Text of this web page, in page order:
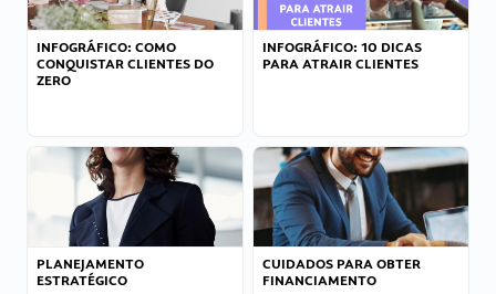
INFOGRÁFICO: COMO
CONQUISTAR CLIENTES DO
ZERO
INFOGRÁFICO: 10 DICAS
PARA ATRAIR CLIENTES
PLANEJAMENTO
ESTRATÉGICO
CUIDADOS PARA OBTER
FINANCIAMENTO